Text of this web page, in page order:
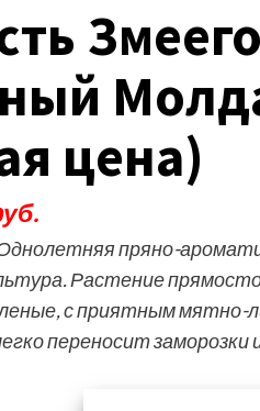
цена)
пряно-
Растение
с приятным мятно-
переносит